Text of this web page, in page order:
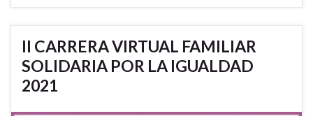
II CARRERA VIRTUAL FAMILIAR
SOLIDARIA POR LA IGUALDAD
2021